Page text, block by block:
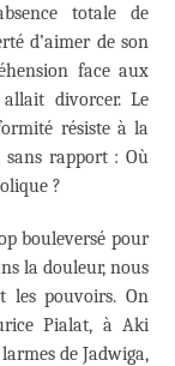
totale de
d’aimer de son
face aux
divorcer. Le
résiste à la
sans rapport : Où
?
bouleversé pour
la douleur, nous
les pouvoirs. On
Pialat, à Aki
de Jadwiga,